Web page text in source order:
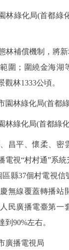
綠化局(首都綠
補償機制，將新
圍；圍繞金海湖
林1333公頃。
林綠化局(首都
綠化局(首都綠
平、懷柔、密
電視“村村通”系
區縣37個村電視
無線覆蓋轉播站
民廣播電臺第一
90%左右。
播電視局